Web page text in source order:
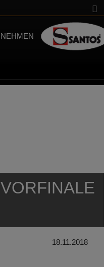
18.11.2018